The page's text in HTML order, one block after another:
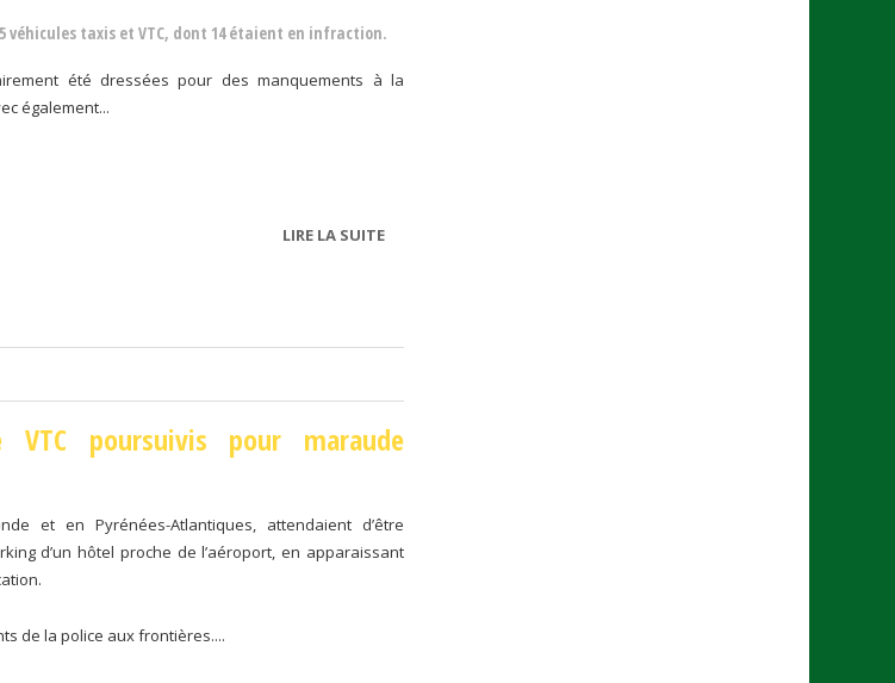
véhicules taxis et VTC, dont 14 étaient en infraction.
été dressées pour des manquements à la
également...
LIRE LA SUITEDE
VTC poursuivis pour maraude
et en Pyrénées-Atlantiques, attendaient d’être
d’un hôtel proche de l’aéroport, en apparaissant
de la police aux frontières....